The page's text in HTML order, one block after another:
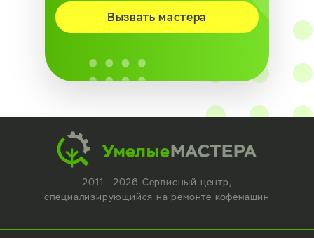
Вызвать мастера
УмелыеМАСТЕРА
2011 - 2026 Сервисный центр,
специализирующийся на ремонте кофемашин